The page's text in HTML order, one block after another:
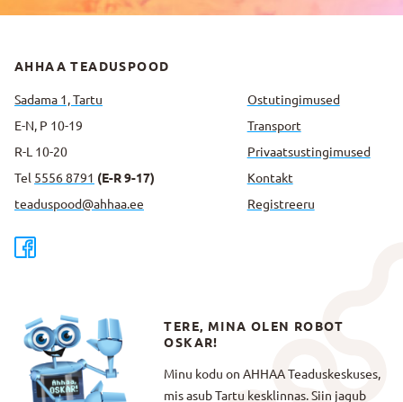
AHHAA TEADUSPOOD
Sadama 1, Tartu
E-N, P 10-19
R-L 10-20
Tel 5556 8791 (E-R 9-17)
teaduspood@ahhaa.ee
Ostutingimused
Transport
Privaatsus­tingimused
Kontakt
Registreeru
TERE, MINA OLEN ROBOT
OSKAR!
Minu kodu on AHHAA Teaduskeskuses,
mis asub Tartu kesklinnas. Siin jagub